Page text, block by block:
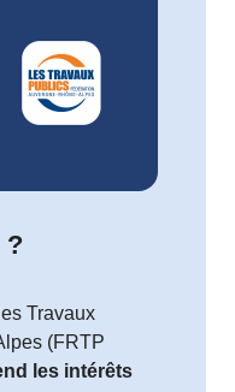
?
Travaux
(FRTP
les intérêts